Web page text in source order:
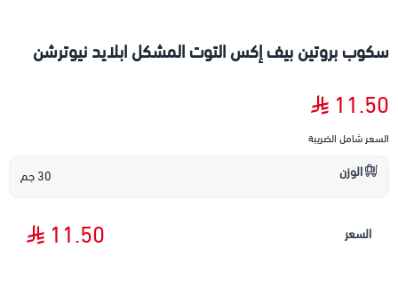
سكوب بروتين بيف إكس التوت المشكل ابلايد نيوترشن
11.50
السعر شامل الضريبة
الوزن 30 جم
السعر 11.50